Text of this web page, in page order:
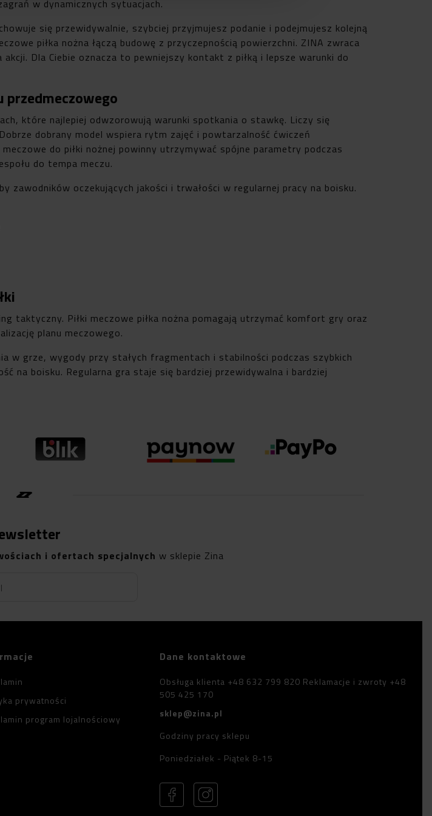
w dynamicznych sytuacjach.
się przewidywalnie, szybciej przyjmujesz podanie i podejmujesz kolejną
piłka nożna łączą budowę z przyczepnością powierzchni. ZINA zwraca
Dla Ciebie oznacza to pewniejszy kontakt z piłką i lepsze warunki do
przedmeczowego
które najlepiej odwzorowują warunki spotkania o stawkę. Liczy się
dobrany model wspiera rytm zajęć i powtarzalność ćwiczeń
do piłki nożnej powinny utrzymywać spójne parametry podczas
do tempa meczu.
oczekujących jakości i trwałości w regularnej pracy na boisku.
taktyczny. Piłki meczowe piłka nożna pomagają utrzymać komfort gry oraz
planu meczowego.
w grze, wygody przy stałych fragmentach i stabilności podczas szybkich
na boisku. Regularna gra staje się bardziej przewidywalna i bardziej
i ofertach specjalnych w sklepie Zina
prywatności
program lojalnościowy
Dane kontaktowe
Obsługa klienta +48 632 799 820 Reklamacje i zwroty +48
505 425 170
sklep@zina.pl
Godziny pracy sklepu
Poniedziałek - Piątek 8-15